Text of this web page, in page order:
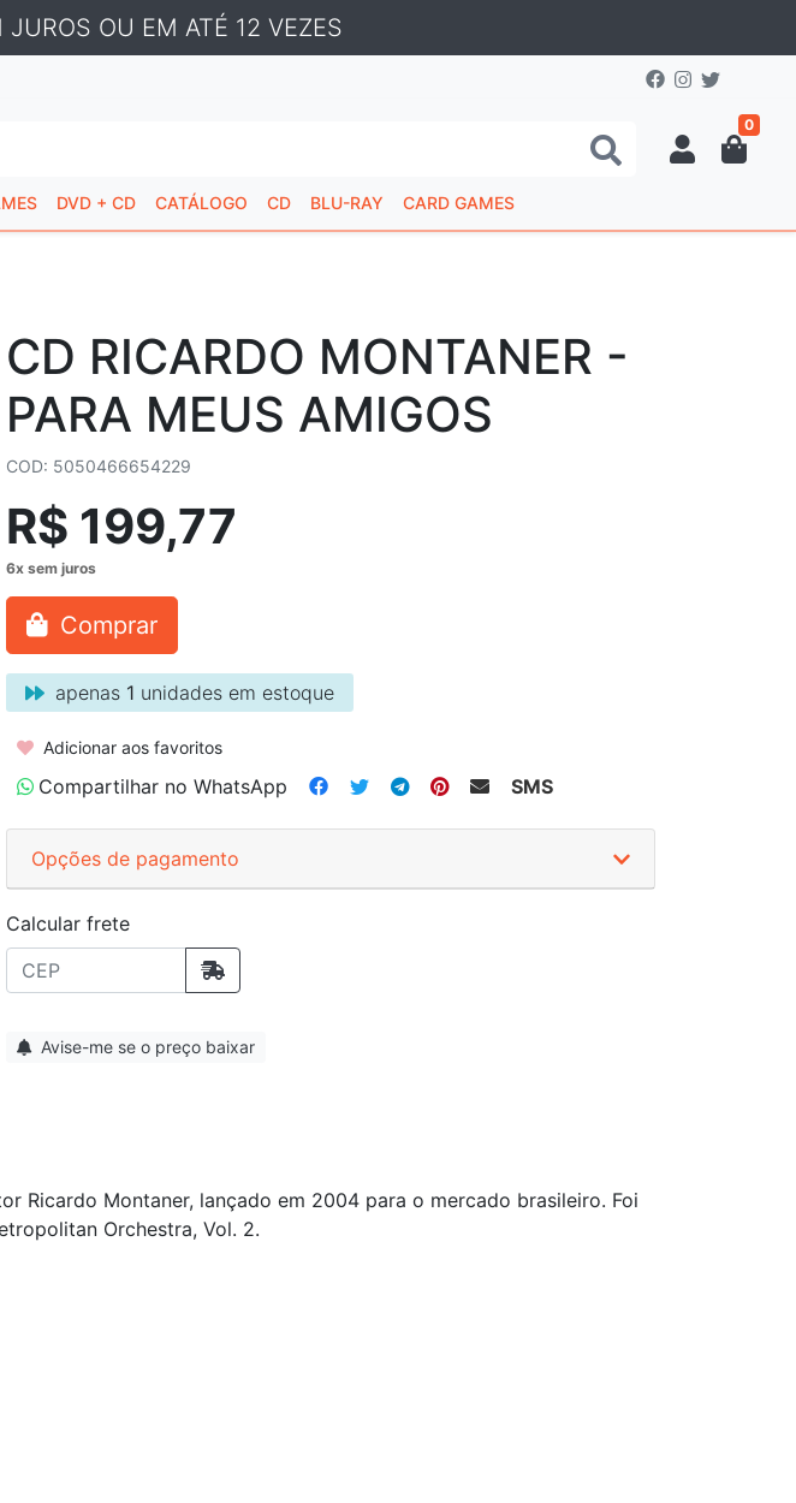
OU EM ATÉ 12 VEZES
0
DVD + CD CATÁLOGO CD BLU-RAY CARD GAMES
CD RICARDO MONTANER -
PARA MEUS AMIGOS
COD: 5050466654229
R$ 199,77
Comprar
apenas 1 unidades em estoque
Adicionar aos favoritos
Compartilhar no WhatsApp SMS
Opções de pagamento
Calcular frete
Avise-me se o preço baixar
Ricardo Montaner, lançado em 2004 para o mercado brasileiro. Foi
Orchestra, Vol. 2.